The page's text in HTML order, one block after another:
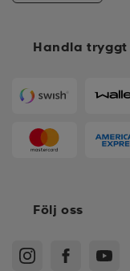
Handla tryggt
Följ oss